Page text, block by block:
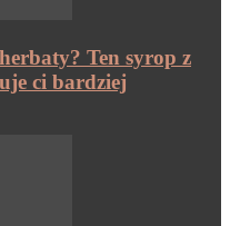
Ten syrop z
ci bardziej